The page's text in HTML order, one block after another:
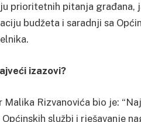
prioritetnih pitanja građana,
budžeta i saradnji sa
izazovi?
Rizvanovića bio je:
službi i rješavanje